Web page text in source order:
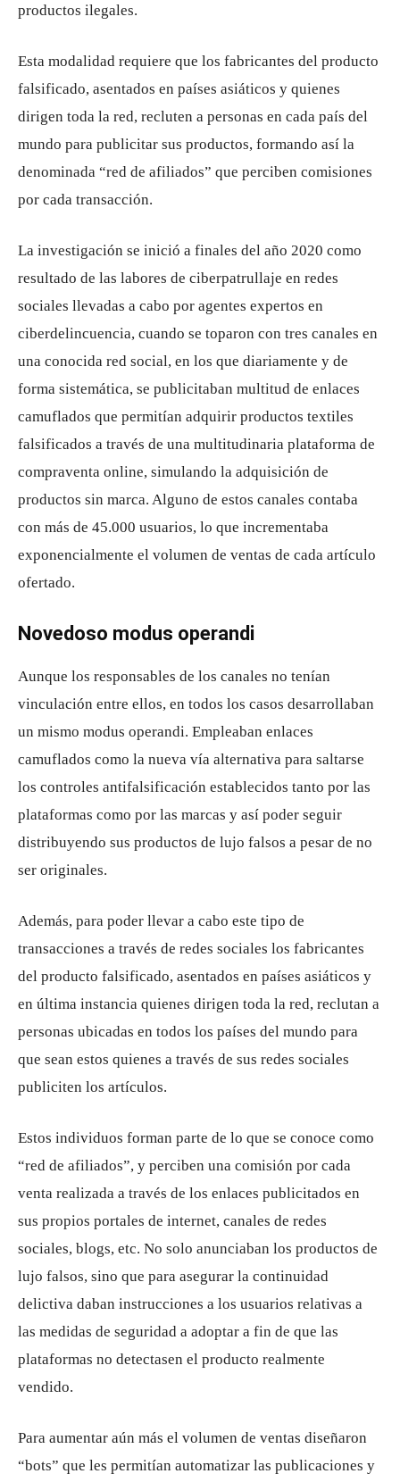
productos ilegales.
Esta modalidad requiere que los fabricantes del producto
falsificado, asentados en países asiáticos y quienes
dirigen toda la red, recluten a personas en cada país del
mundo para publicitar sus productos, formando así la
denominada “red de afiliados” que perciben comisiones
por cada transacción.
La investigación se inició a finales del año 2020 como
resultado de las labores de ciberpatrullaje en redes
sociales llevadas a cabo por agentes expertos en
ciberdelincuencia, cuando se toparon con tres canales en
una conocida red social, en los que diariamente y de
forma sistemática, se publicitaban multitud de enlaces
camuflados que permitían adquirir productos textiles
falsificados a través de una multitudinaria plataforma de
compraventa online, simulando la adquisición de
productos sin marca. Alguno de estos canales contaba
con más de 45.000 usuarios, lo que incrementaba
exponencialmente el volumen de ventas de cada artículo
ofertado.
Novedoso modus operandi
Aunque los responsables de los canales no tenían
vinculación entre ellos, en todos los casos desarrollaban
un mismo modus operandi. Empleaban enlaces
camuflados como la nueva vía alternativa para saltarse
los controles antifalsificación establecidos tanto por las
plataformas como por las marcas y así poder seguir
distribuyendo sus productos de lujo falsos a pesar de no
ser originales.
Además, para poder llevar a cabo este tipo de
transacciones a través de redes sociales los fabricantes
del producto falsificado, asentados en países asiáticos y
en última instancia quienes dirigen toda la red, reclutan a
personas ubicadas en todos los países del mundo para
que sean estos quienes a través de sus redes sociales
publiciten los artículos.
Estos individuos forman parte de lo que se conoce como
“red de afiliados”, y perciben una comisión por cada
venta realizada a través de los enlaces publicitados en
sus propios portales de internet, canales de redes
sociales, blogs, etc. No solo anunciaban los productos de
lujo falsos, sino que para asegurar la continuidad
delictiva daban instrucciones a los usuarios relativas a
las medidas de seguridad a adoptar a fin de que las
plataformas no detectasen el producto realmente
vendido.
Para aumentar aún más el volumen de ventas diseñaron
“bots” que les permitían automatizar las publicaciones y